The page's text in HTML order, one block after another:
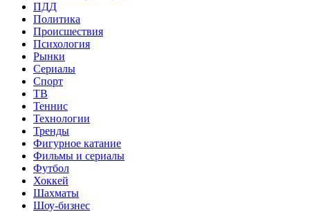
ПДД
Политика
Происшествия
Психология
Рынки
Сериалы
Спорт
ТВ
Теннис
Технологии
Тренды
Фигурное катание
Фильмы и сериалы
Футбол
Хоккей
Шахматы
Шоу-бизнес